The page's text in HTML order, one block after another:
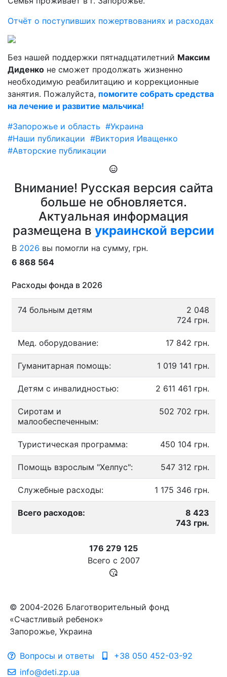
Отчёт о поступивших пожертвованиях и расходах
Без нашей поддержки пятнадцатилетний Максим
Диденко не сможет продолжать жизненно
необходимую реабилитацию и коррекционные
занятия. Пожалуйста, помогите собрать средства
на лечение и развитие мальчика!
#Запорожье и область #Украина
#Наши публикации #Виктория Иващенко
#Авторские публикации
Внимание! Русская версия сайта
больше не обновляется.
Актуальная информация
размещена в украинской версии
В 2026 вы помогли на сумму, грн.
6 868 564
Расходы фонда в 2026
74 больным детям
2 048
724 грн.
Мед. оборудование: 17 842 грн.
Гуманитарная помощь: 1 019 141 грн.
Детям с инвалидностью: 2 611 461 грн.
Сиротам и
малообеспеченным:
502 702 грн.
Туристическая программа: 450 104 грн.
Помощь взрослым "Хелпус": 547 312 грн.
Служебные расходы: 1 175 346 грн.
Всего расходов:
8 423
743 грн.
176 279 125
Всего с 2007
© 2004-2026 Благотворительный фонд
«Счастливый ребенок»
Запорожье, Украина
Вопросы и ответы
+38 050 452-03-92
info@deti.zp.ua